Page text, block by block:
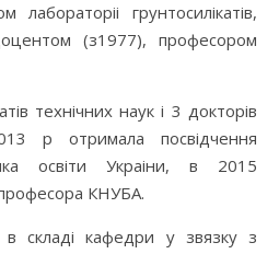
лабораторіі грунтосилікатів,
(з1977), професором
технічних наук і 3 докторів
р отримала посвідчення
освіти Украіни, в 2015
КНУБА.
складі кафедри у звязку з